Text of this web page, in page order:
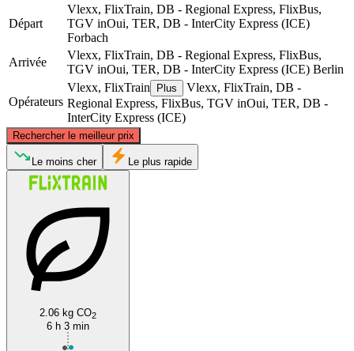
Départ
Vlexx, FlixTrain, DB - Regional Express, FlixBus,
TGV inOui, TER, DB - InterCity Express (ICE)
Forbach
Arrivée
Vlexx, FlixTrain, DB - Regional Express, FlixBus,
TGV inOui, TER, DB - InterCity Express (ICE) Berlin
Opérateurs
Vlexx, FlixTrain Plus
Vlexx, FlixTrain, DB -
Regional Express, FlixBus, TGV inOui, TER, DB -
InterCity Express (ICE)
Rechercher le meilleur prix
Forbach
©
Le moins cher Le plus rapide
2.06 kg CO2
6 h 3 min